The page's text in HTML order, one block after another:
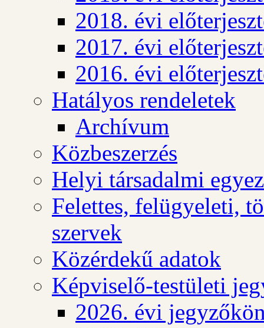
2018. évi
2017. évi
2016. évi
Hatályos rendeletek
Archívum
Közbeszerzés
Helyi társadalmi
Felettes, felügyeleti,
szervek
Közérdekű adatok
Képviselő-testületi
2026. évi